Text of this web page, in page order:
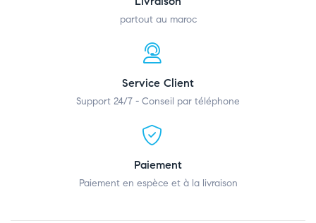
partout au maroc
Service Client
Support 24/7 - Conseil par téléphone
Paiement
Paiement en espèce et à la livraison